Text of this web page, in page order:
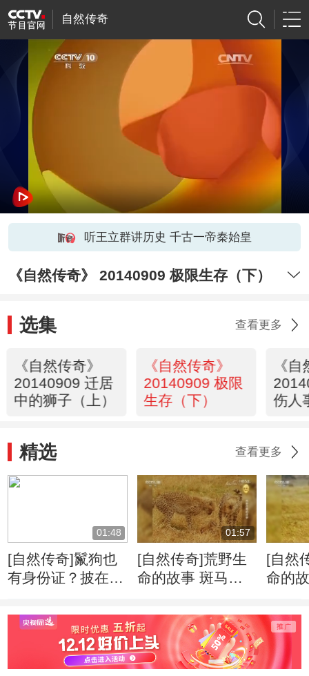
自然传奇
听王立群讲历史 千古一帝秦始皇
《自然传奇》 20140909 极限生存（下）
选集 查看更多
《自然传奇》
20140909 迁居
中的狮子（上）
《自然传奇》
20140909 极限
生存（下）
《
伤人
精选 查看更多
01:48
[自然传奇]鬣狗也
有身份证？披在身
01:57
[自然传奇]荒野生
命的故事 斑马牛
动物带来一场盛宴
[自然
命的
千里